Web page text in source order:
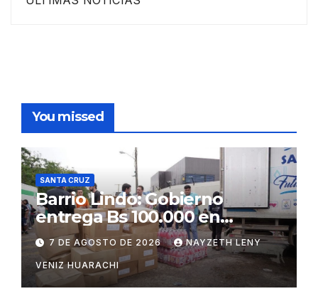
You missed
SANTA CRUZ
Barrio Lindo: Gobierno
entrega Bs 100.000 en
insumos para afectados
7 DE AGOSTO DE 2026 NAYZETH LENY
VENIZ HUARACHI